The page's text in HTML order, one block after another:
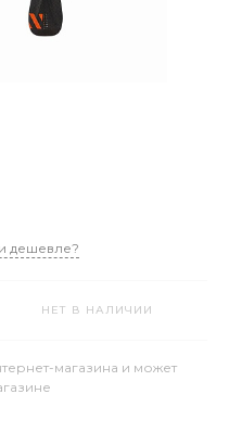
дешевле?
НЕТ В НАЛИЧИИ
магазина и может